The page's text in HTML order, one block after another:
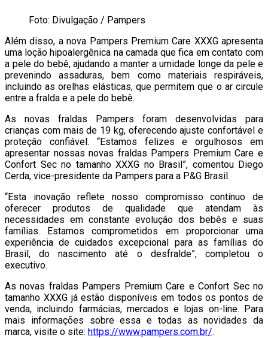
Foto: Divulgação / Pampers
Além disso, a nova Pampers Premium Care XXXG apresenta
uma loção hipoalergênica na camada que fica em contato com
a pele do bebê, ajudando a manter a umidade longe da pele e
prevenindo assaduras, bem como materiais respiráveis,
incluindo as orelhas elásticas, que permitem que o ar circule
entre a fralda e a pele do bebê.
As novas fraldas Pampers foram desenvolvidas para
crianças com mais de 19 kg, oferecendo ajuste confortável e
proteção confiável. “Estamos felizes e orgulhosos em
apresentar nossas novas fraldas Pampers Premium Care e
Confort Sec no tamanho XXXG no Brasil”, comentou Diego
Cerda, vice-presidente da Pampers para a P&G Brasil.
“Esta inovação reflete nosso compromisso contínuo de
oferecer produtos de qualidade que atendam às
necessidades em constante evolução dos bebês e suas
famílias. Estamos comprometidos em proporcionar uma
experiência de cuidados excepcional para as famílias do
Brasil, do nascimento até o desfralde”, completou o
executivo.
As novas fraldas Pampers Premium Care e Confort Sec no
tamanho XXXG já estão disponíveis em todos os pontos de
venda, incluindo farmácias, mercados e lojas on-line. Para
mais informações sobre essa e todas as novidades da
marca, visite o site: https://www.pampers.com.br/.